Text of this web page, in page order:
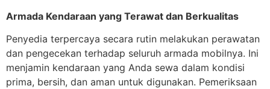
Armada Kendaraan yang Terawat dan Berkualitas
Penyedia terpercaya secara rutin melakukan perawatan
dan pengecekan terhadap seluruh armada mobilnya. Ini
menjamin kendaraan yang Anda sewa dalam kondisi
prima, bersih, dan aman untuk digunakan. Pemeriksaan